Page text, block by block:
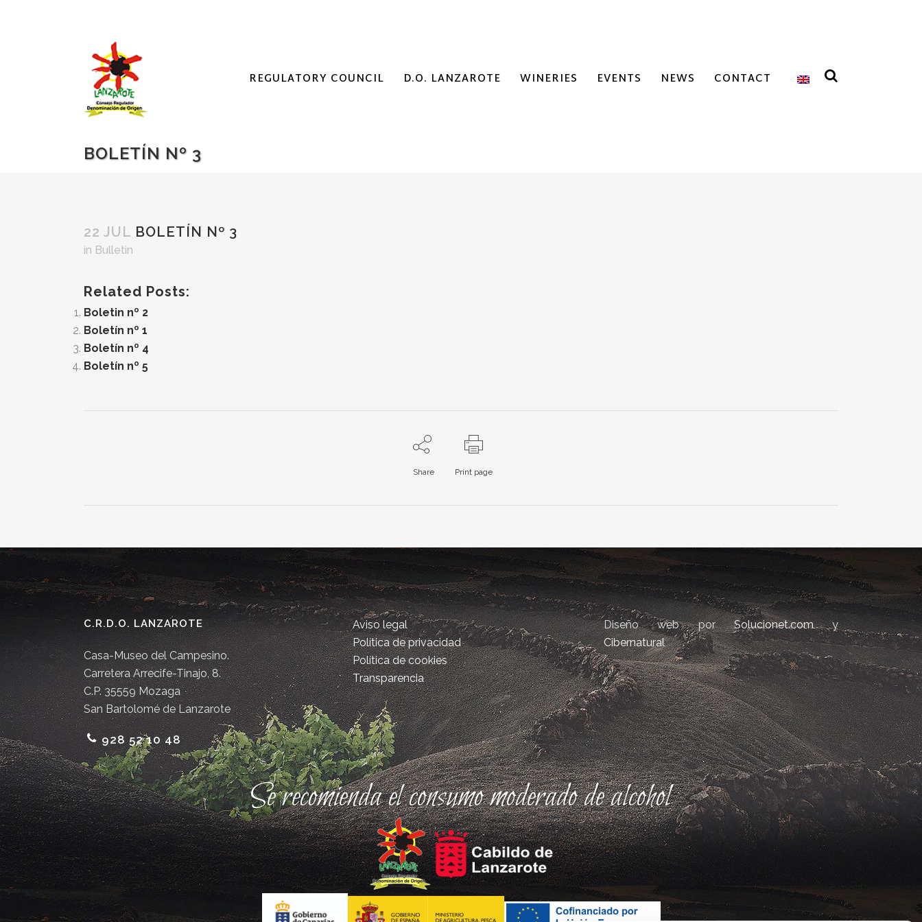
REGULATORY COUNCIL D.O. LANZAROTE WINERIES EVENTS NEWS CONTACT
BOLETÍN Nº 3
22 JUL BOLETÍN Nº 3
in Bulletin
Related Posts:
Boletin nº 2
Boletín nº 1
Boletín nº 4
Boletín nº 5
Share Print page
C.R.D.O. LANZAROTE
Casa-Museo del Campesino.
Carretera Arrecife-Tinajo, 8.
C.P. 35559 Mozaga
San Bartolomé de Lanzarote
928 52 10 48
Aviso legal
Política de privacidad
Política de cookies
Transparencia
Diseño web porSolucionet.comy
Cibernatural
Se recomienda el consumo moderado de alcohol